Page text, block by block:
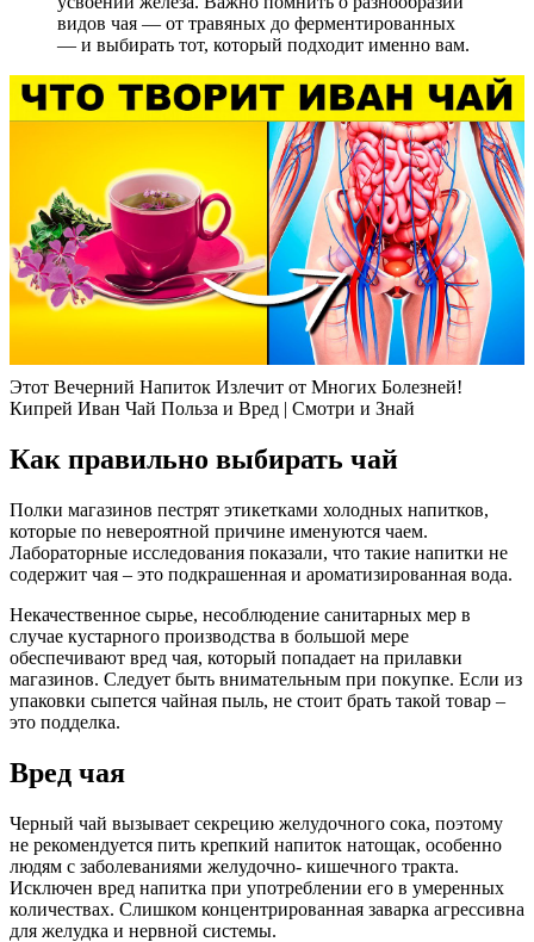
видов чая — от травяных до ферментированных
— и выбирать тот, который подходит именно вам.
Этот Вечерний Напиток Излечит от Многих Болезней!
Кипрей Иван Чай Польза и Вред | Смотри и Знай
Как правильно выбирать чай
Полки магазинов пестрят этикетками холодных напитков,
которые по невероятной причине именуются чаем.
Лабораторные исследования показали, что такие напитки не
содержит чая – это подкрашенная и ароматизированная вода.
Некачественное сырье, несоблюдение санитарных мер в
случае кустарного производства в большой мере
обеспечивают вред чая, который попадает на прилавки
магазинов. Следует быть внимательным при покупке. Если из
упаковки сыпется чайная пыль, не стоит брать такой товар –
это подделка.
Вред чая
Черный чай вызывает секрецию желудочного сока, поэтому
не рекомендуется пить крепкий напиток натощак, особенно
людям с заболеваниями желудочно- кишечного тракта.
Исключен вред напитка при употреблении его в умеренных
количествах. Слишком концентрированная заварка агрессивна
для желудка и нервной системы.